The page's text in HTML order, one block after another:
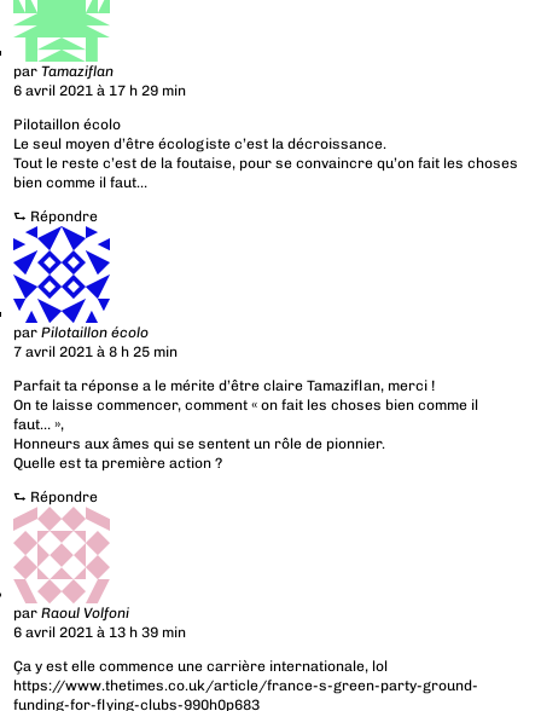
parTamaziflan
6 avril 2021 à 17 h 29 min
Pilotaillon écolo
Le seul moyen d’être écologiste c’est la décroissance.
Tout le reste c’est de la foutaise, pour se convaincre qu’on fait les choses
bien comme il faut…
⮑ Répondre
parPilotaillon écolo
7 avril 2021 à 8 h 25 min
Parfait ta réponse a le mérite d’être claire Tamaziflan, merci !
On te laisse commencer, comment « on fait les choses bien comme il
faut… »,
Honneurs aux âmes qui se sentent un rôle de pionnier.
Quelle est ta première action ?
⮑ Répondre
parRaoul Volfoni
6 avril 2021 à 13 h 39 min
Ça y est elle commence une carrière internationale, lol
https://www.thetimes.co.uk/article/france-s-green-party-ground-
funding-for-flying-clubs-990h0p683